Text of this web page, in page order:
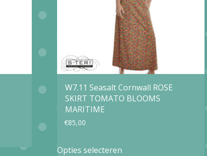
W7.11 Seasalt Cornwall ROSE
SKIRT TOMATO BLOOMS
MARITIME
€85,00
Opties selecteren